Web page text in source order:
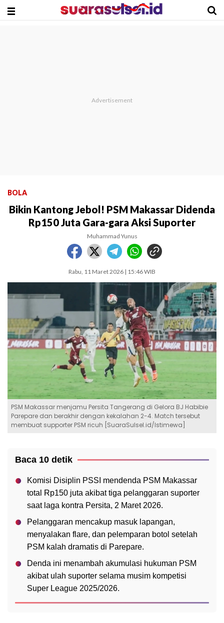
BOLA
Bikin Kantong Jebol! PSM Makassar Didenda
Rp150 Juta Gara-gara Aksi Suporter
Muhammad Yunus
Rabu, 11 Maret 2026 | 15:46 WIB
PSM Makassar menjamu Persita Tangerang di Gelora BJ Habibie
Parepare dan berakhir dengan kekalahan 2-4. Match tersebut
membuat supporter PSM ricuh [SuaraSulsel.id/Istimewa]
Baca 10 detik
Komisi Disiplin PSSI mendenda PSM Makassar
total Rp150 juta akibat tiga pelanggaran suporter
saat laga kontra Persita, 2 Maret 2026.
Pelanggaran mencakup masuk lapangan,
menyalakan flare, dan pelemparan botol setelah
PSM kalah dramatis di Parepare.
Denda ini menambah akumulasi hukuman PSM
akibat ulah suporter selama musim kompetisi
Super League 2025/2026.